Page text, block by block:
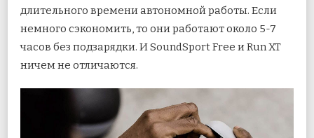
длительного времени автономной работы. Если
немного сэкономить, то они работают около 5-7
часов без подзарядки. И SoundSport Free и Run XT
ничем не отличаются.